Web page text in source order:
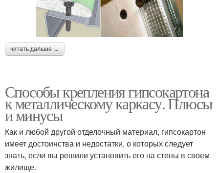
читать дальше →
Способы крепления гипсокартона
к металлическому каркасу. Плюсы
и минусы
Как и любой другой отделочный материал, гипсокартон
имеет достоинства и недостатки, о которых следует
знать, если вы решили установить его на стены в своем
жилище.